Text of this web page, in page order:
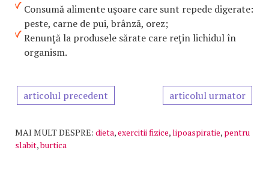
Consumă alimente uşoare care sunt repede digerate:
peste, carne de pui, brânză, orez;
Renunţă la produsele sărate care reţin lichidul în
organism.
articolul precedent articolul urmator
MAI MULT DESPRE: dieta,exercitii fizice,lipoaspiratie, pentru
slabit,burtica